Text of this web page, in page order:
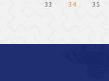
33 34 35